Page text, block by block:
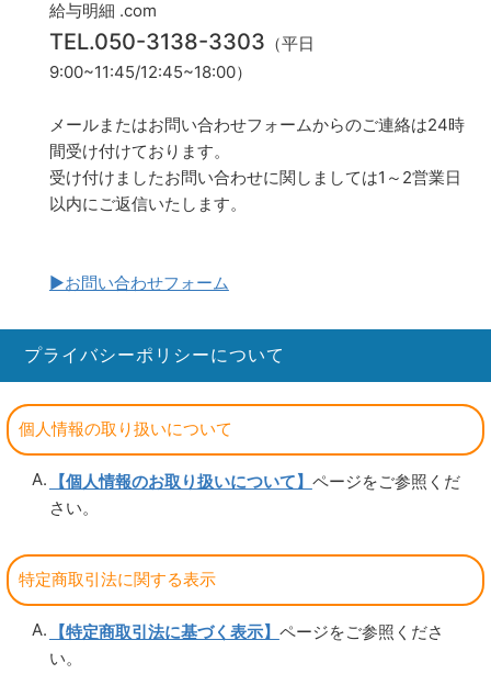
給与明細 .com
TEL.050-3138-3303 （平日
9:00~11:45/12:45~18:00）
メールまたはお問い合わせフォームからのご連絡は24時
間受け付けております。
受け付けましたお問い合わせに関しましては1～2営業日
以内にご返信いたします。
▶お問い合わせフォーム
プライバシーポリシーについて
個人情報の取り扱いについて
【個人情報のお取り扱いについて】 ページをご参照くだ
さい。
特定商取引法に関する表示
【特定商取引法に基づく表示】 ページをご参照くださ
い。